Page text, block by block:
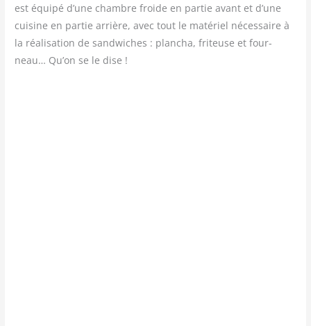
est équi­pé d’une chambre froide en par­tie avant et d’une
cui­sine en par­tie arrière, avec tout le maté­riel néces­saire à
la réa­li­sa­tion de sand­wiches : plan­cha, fri­teuse et four­
neau… Qu’on se le dise !